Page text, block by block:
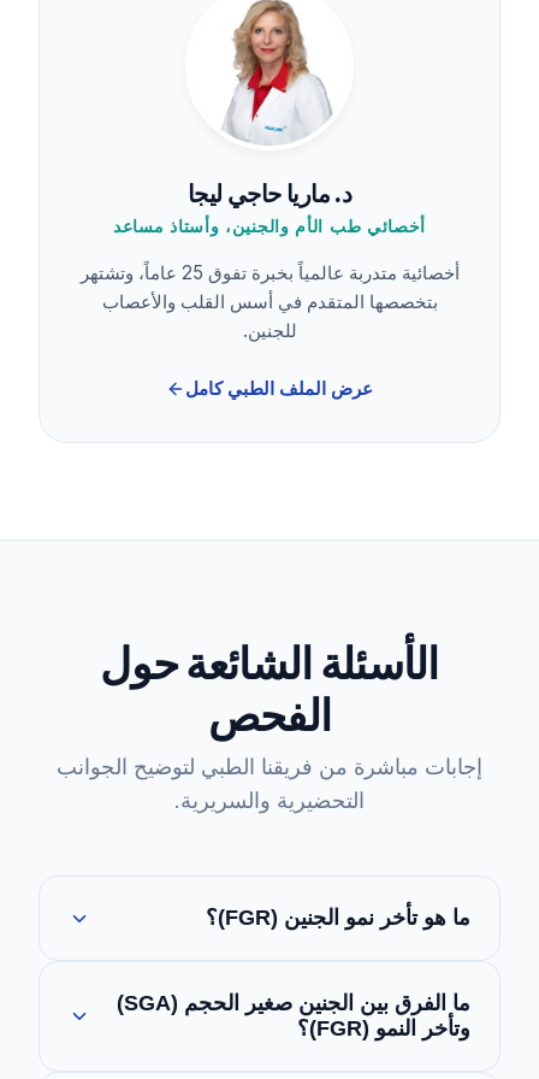
د. ماريا حاجي ليجا
أخصائي طب الأم والجنين، وأستاذ مساعد
أخصائية متدربة عالمياً بخبرة تفوق 25 عاماً، وتشتهر
بتخصصها المتقدم في أسس القلب والأعصاب
للجنين.
عرض الملف الطبي كامل
الأسئلة الشائعة حول
الفحص
إجابات مباشرة من فريقنا الطبي لتوضيح الجوانب
التحضيرية والسريرية.
ما هو تأخر نمو الجنين (FGR)؟
هو حالة لا يصل فيها الجنين إلى حجم نموه المتوقع
وراثياً، وعادة ما يحدث ذلك بسبب قصور أو خلل
ما الفرق بين الجنين صغير الحجم (SGA)
وتأخر النمو (FGR)؟